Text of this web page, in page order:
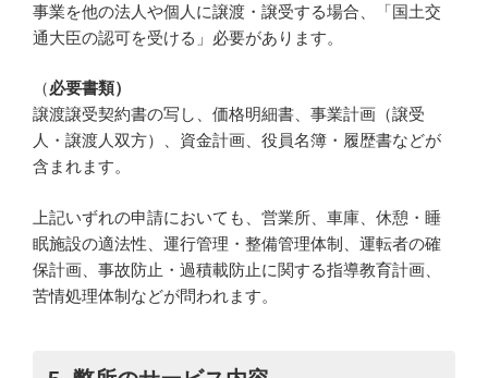
事業を他の法人や個人に譲渡・譲受する場合、「国土交
通大臣の認可を受ける」必要があります。
（必要書類）
譲渡譲受契約書の写し、価格明細書、事業計画（譲受
人・譲渡人双方）、資金計画、役員名簿・履歴書などが
含まれます。
上記いずれの申請においても、営業所、車庫、休憩・睡
眠施設の適法性、運行管理・整備管理体制、運転者の確
保計画、事故防止・過積載防止に関する指導教育計画、
苦情処理体制などが問われます。